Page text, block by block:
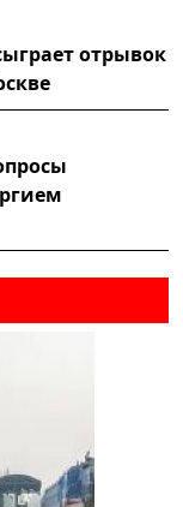
отрывок